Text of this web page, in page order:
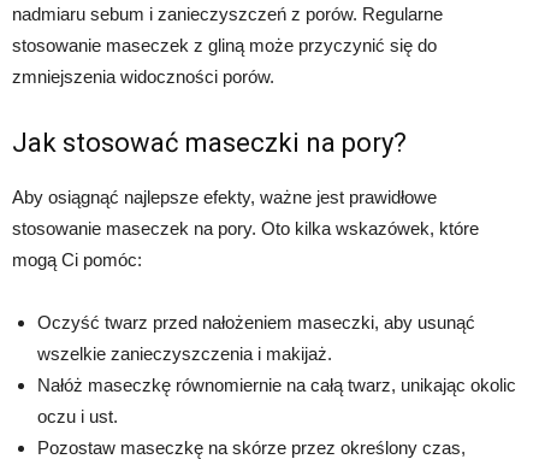
nadmiaru sebum i zanieczyszczeń z porów. Regularne
stosowanie maseczek z gliną może przyczynić się do
zmniejszenia widoczności porów.
Jak stosować maseczki na pory?
Aby osiągnąć najlepsze efekty, ważne jest prawidłowe
stosowanie maseczek na pory. Oto kilka wskazówek, które
mogą Ci pomóc:
Oczyść twarz przed nałożeniem maseczki, aby usunąć
wszelkie zanieczyszczenia i makijaż.
Nałóż maseczkę równomiernie na całą twarz, unikając okolic
oczu i ust.
Pozostaw maseczkę na skórze przez określony czas,